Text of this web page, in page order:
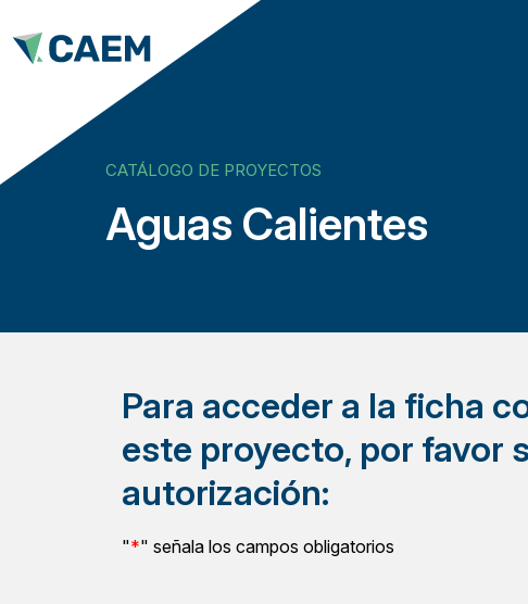
CATÁLOGO DE PROYECTOS
Aguas Calientes
Para acceder a la ficha
este proyecto, por favor
autorización:
"*" señala los campos obligatorios